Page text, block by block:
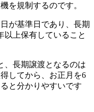
を規制するのです。
が基準日であり、長期
以上保有していること
、長期譲渡となるのは
してから、お正月を6
と分かりやすいです